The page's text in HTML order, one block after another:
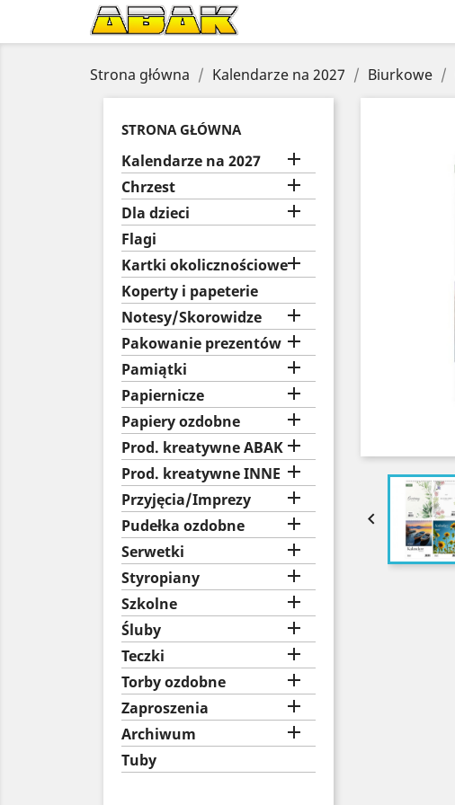
Strona główna Kalendarze na 2027 Biurkowe
STRONA GŁÓWNA
Kalendarze na 2027 
Chrzest 
Dla dzieci 
Flagi
Kartki okolicznościowe
Koperty i papeterie
Notesy/Skorowidze

Pakowanie prezentów 
Pamiątki 
Papiernicze 
Papiery ozdobne 
Prod. kreatywne ABAK
Prod. kreatywne INNE 
Przyjęcia/Imprezy 
Pudełka ozdobne 
Serwetki 
Styropiany 
Szkolne 
Śluby 
Teczki 
Torby ozdobne 
Zaproszenia 
Archiwum 
Tuby
